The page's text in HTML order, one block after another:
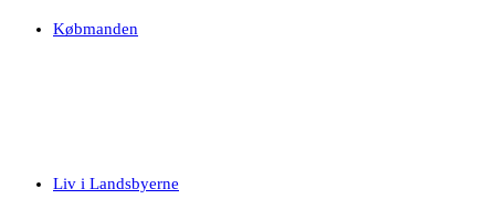
Købmanden
Liv i Landsbyerne